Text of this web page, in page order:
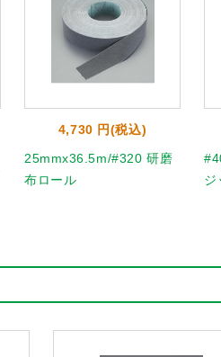
4,730 円(税込)
25mmx36.5m/#320 研磨
布ロール
ジ